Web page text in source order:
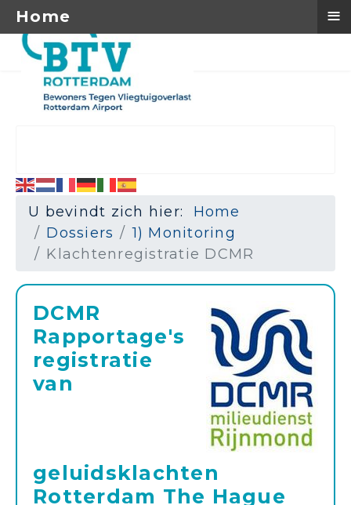
U bevindt zich hier: Home
Dossiers
1) Monitoring
Klachtenregistratie DCMR
DCMR
Rapportage's
registratie
van
geluidsklachten
Rotterdam The Hague
Home ≡